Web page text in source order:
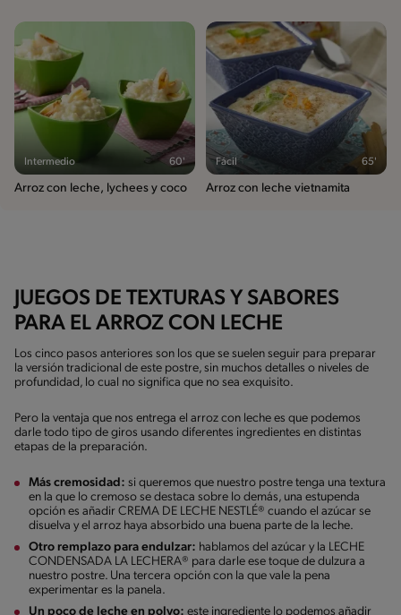
Intermedio 60'
Arroz con leche, lychees y coco
Fácil 65'
Arroz con leche vietnamita
JUEGOS DE TEXTURAS Y SABORES
PARA EL ARROZ CON LECHE
Los cinco pasos anteriores son los que se suelen seguir para preparar
la versión tradicional de este postre, sin muchos detalles o niveles de
profundidad, lo cual no significa que no sea exquisito.
Pero la ventaja que nos entrega el arroz con leche es que podemos
darle todo tipo de giros usando diferentes ingredientes en distintas
etapas de la preparación.
Más cremosidad: si queremos que nuestro postre tenga una textura
en la que lo cremoso se destaca sobre lo demás, una estupenda
opción es añadir CREMA DE LECHE NESTLÉ® cuando el azúcar se
disuelva y el arroz haya absorbido una buena parte de la leche.
Otro remplazo para endulzar: hablamos del azúcar y la LECHE
CONDENSADA LA LECHERA® para darle ese toque de dulzura a
nuestro postre. Una tercera opción con la que vale la pena
experimentar es la panela.
Un poco de leche en polvo: este ingrediente lo podemos añadir